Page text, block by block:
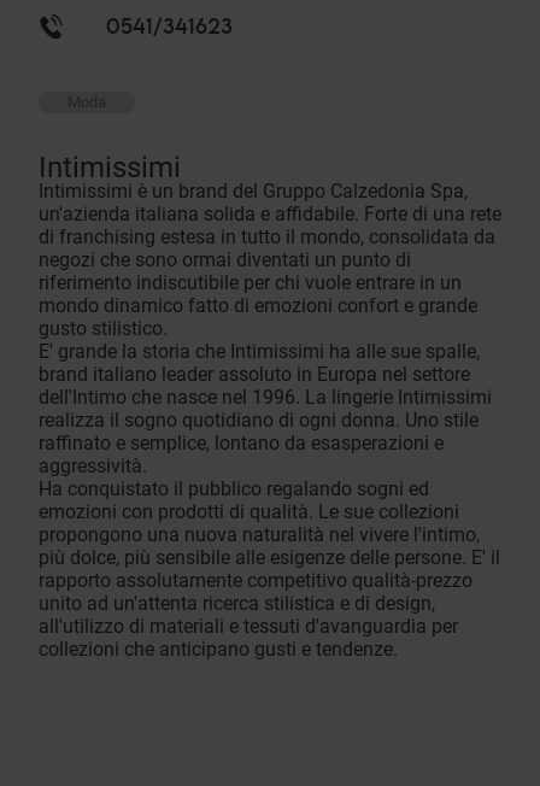
0541/341623
Moda
Intimissimi
Intimissimi è un brand del Gruppo Calzedonia Spa,
un'azienda italiana solida e affidabile. Forte di una rete
di franchising estesa in tutto il mondo, consolidata da
negozi che sono ormai diventati un punto di
riferimento indiscutibile per chi vuole entrare in un
mondo dinamico fatto di emozioni confort e grande
gusto stilistico.
E' grande la storia che Intimissimi ha alle sue spalle,
brand italiano leader assoluto in Europa nel settore
dell'Intimo che nasce nel 1996. La lingerie Intimissimi
realizza il sogno quotidiano di ogni donna. Uno stile
raffinato e semplice, lontano da esasperazioni e
aggressività.
Ha conquistato il pubblico regalando sogni ed
emozioni con prodotti di qualità. Le sue collezioni
propongono una nuova naturalità nel vivere l'intimo,
più dolce, più sensibile alle esigenze delle persone. E' il
rapporto assolutamente competitivo qualità-prezzo
unito ad un'attenta ricerca stilistica e di design,
all'utilizzo di materiali e tessuti d'avanguardia per
collezioni che anticipano gusti e tendenze.